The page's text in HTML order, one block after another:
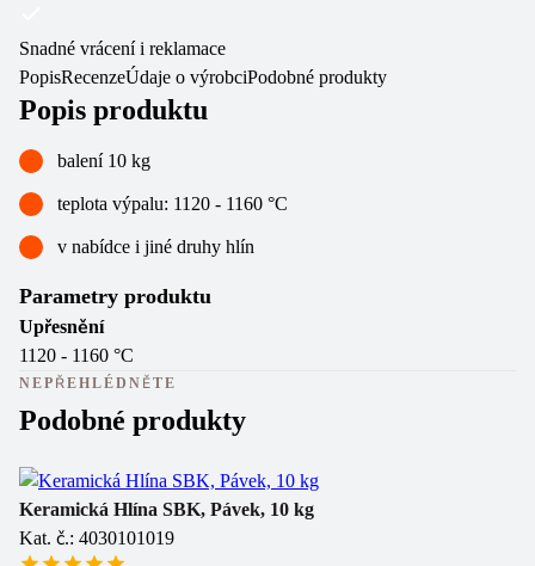
Snadné vrácení i reklamace
PopisRecenzeÚdaje o výrobciPodobné produkty
Popis produktu
balení 10 kg
teplota výpalu: 1120 - 1160 °C
v nabídce i jiné druhy hlín
Parametry produktu
Upřesnění
1120 - 1160 °C
NEPŘEHLÉDNĚTE
Podobné produkty
Keramická Hlína SBK, Pávek, 10 kg
Kat. č.: 4030101019